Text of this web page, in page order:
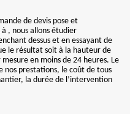
de devis pose et
, nous allons étudier
dessus et en essayant de
le résultat soit à la hauteur de
en moins de 24 heures. Le
prestations, le coût de tous
la durée de l’intervention